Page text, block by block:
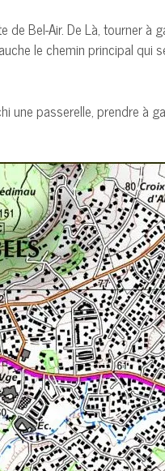
Bel-Air. De Là, tourner à
le chemin principal qui
passerelle, prendre à